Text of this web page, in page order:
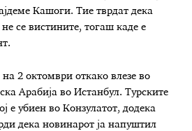
Кашоги. Тие тврдат дека
се вистините, тогаш каде е
2 октомври откако влезе во
Арабија во Истанбул. Турските
е убиен во Конзулатот, додека
дека новинарот ја напуштил